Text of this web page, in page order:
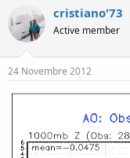
cristiano'73
Active member
24 Novembre 2012